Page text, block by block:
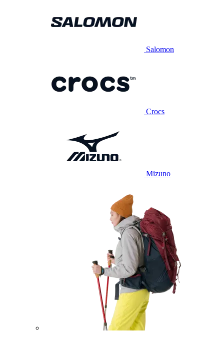
Salomon
Crocs
Mizuno